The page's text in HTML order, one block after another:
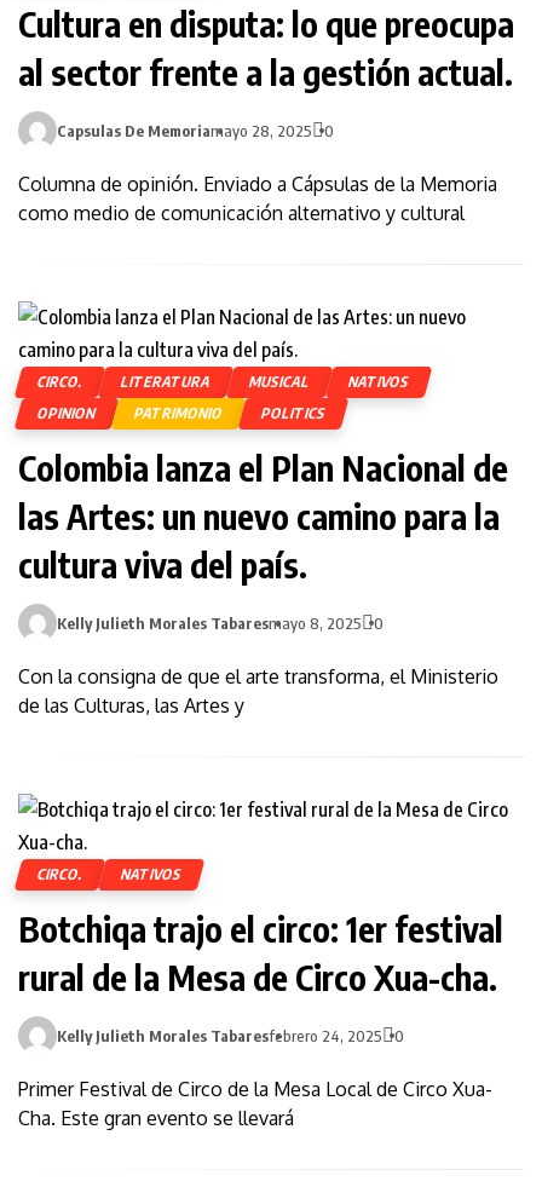
Cultura en disputa: lo que preocupa
al sector frente a la gestión actual.
Capsulas De Memoriamayo 28, 2025 0
Columna de opinión. Enviado a Cápsulas de la Memoria
como medio de comunicación alternativo y cultural
CIRCO. LITERATURA MUSICAL
NATIVOS
OPINION
PATRIMONIO POLITICS
Colombia lanza el Plan Nacional de
las Artes: un nuevo camino para la
cultura viva del país.
Kelly Julieth Morales Tabaresmayo 8, 2025 0
Con la consigna de que el arte transforma, el Ministerio
de las Culturas, las Artes y
CIRCO. NATIVOS
Botchiqa trajo el circo: 1er festival
rural de la Mesa de Circo Xua-cha.
Kelly Julieth Morales Tabaresfebrero 24, 2025 0
Primer Festival de Circo de la Mesa Local de Circo Xua-
Cha. Este gran evento se llevará